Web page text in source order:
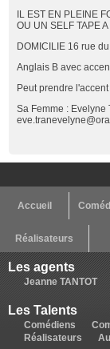
IL EST EN PLEINE
OU UN SELF TAPE
DOMICILIE 16 rue
Anglais B avec
Peut prendre
Sa Femme : Evelyne
Accueil
Réalisateurs
Les agents
Jeanne TANTOT
Les Talents
Comédiens
Réalisateurs